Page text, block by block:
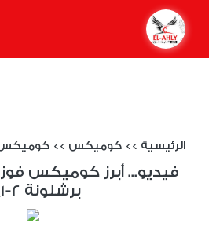
الرئيسية >> كوميكس >> كوميكس
فيديو... أبرز كوميكس
برشلونة 2-1_2